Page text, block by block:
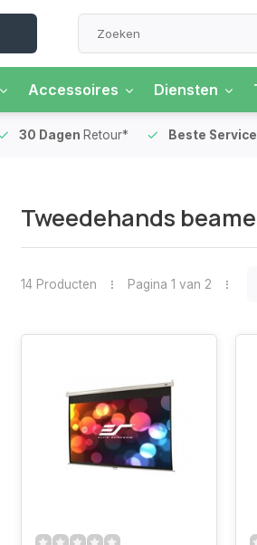
Accessoires Diensten
30 Dagen Retour* Beste
Tweedehands
14 Producten Pagina 1 van 2